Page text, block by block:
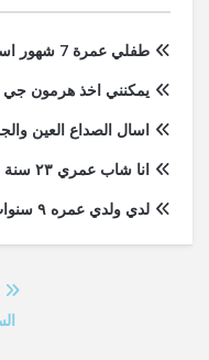
طفلي عمرة 7 شهور استخدم حليب سيميلا
يمكنني اخذ هرمون
اسال الصداع العين
انا شاب عمري ٢٣ سنة اعاني اي مشاكل
لدي ولدي عمره ٩ سنوات سقط الارض وتأ